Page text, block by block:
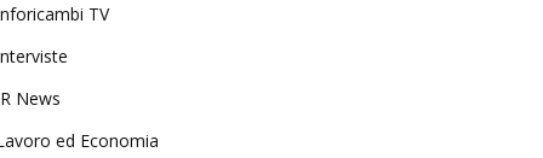
TV
News
ed Economia